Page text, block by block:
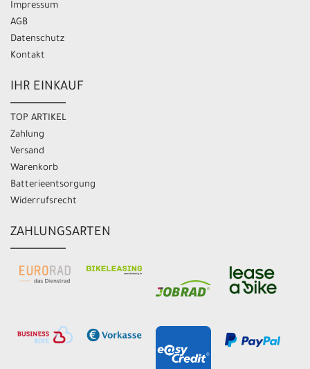
Impressum
AGB
Datenschutz
Kontakt
IHR EINKAUF
TOP ARTIKEL
Zahlung
Versand
Warenkorb
Batterieentsorgung
Widerrufsrecht
ZAHLUNGSARTEN